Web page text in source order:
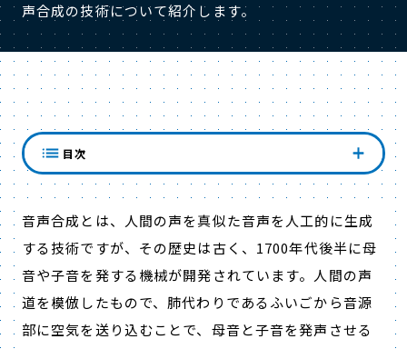
声合成の技術について紹介します。
音声合成の方式は？
音声合成とは、人間の声を真似た音声を人工的に生成
する技術ですが、その歴史は古く、1700年代後半に母
音や子音を発する機械が開発されています。人間の声
道を模倣したもので、肺代わりであるふいごから音源
部に空気を送り込むことで、母音と子音を発声させる
目次